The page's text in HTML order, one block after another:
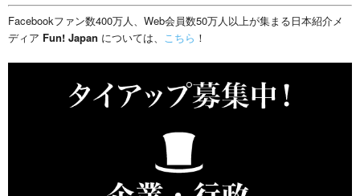
Facebookファン数400万人、Web会員数50万人以上が集まる日本紹介メ
ディア Fun! Japan については、 こちら ！